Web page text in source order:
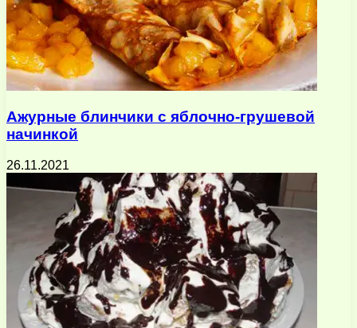
Ажурные блинчики с яблочно-грушевой
начинкой
26.11.2021